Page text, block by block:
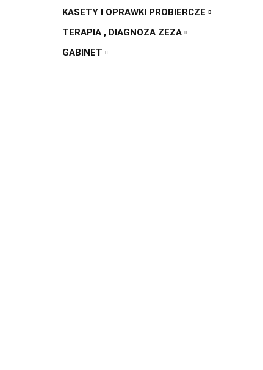
KASETY I OPRAWKI PROBIERCZE
TERAPIA , DIAGNOZA ZEZA
GABINET